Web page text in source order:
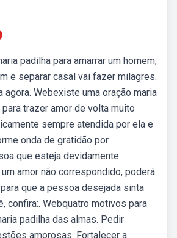
padilha para amarrar um homem,
e separar casal vai fazer milagres.
agora. Webexiste uma oração maria
trazer amor de volta muito
sempre atendida por ela e
onda de gratidão por.
que esteja devidamente
amor não correspondido, poderá
que a pessoa desejada sinta
confira:. Webquatro motivos para
padilha das almas. Pedir
amorosas. Fortalecer a